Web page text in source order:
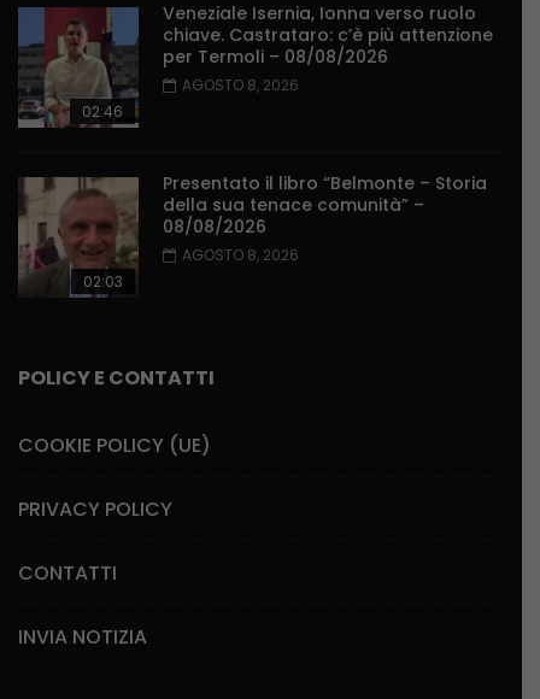
02:46
Veneziale Isernia, Ionna verso ruolo
chiave. Castrataro: c’è più attenzione
per Termoli – 08/08/2026
AGOSTO 8, 2026
02:03
Presentato il libro “Belmonte – Storia
della sua tenace comunità” –
08/08/2026
AGOSTO 8, 2026
POLICY E CONTATTI
COOKIE POLICY (UE)
PRIVACY POLICY
CONTATTI
INVIA NOTIZIA